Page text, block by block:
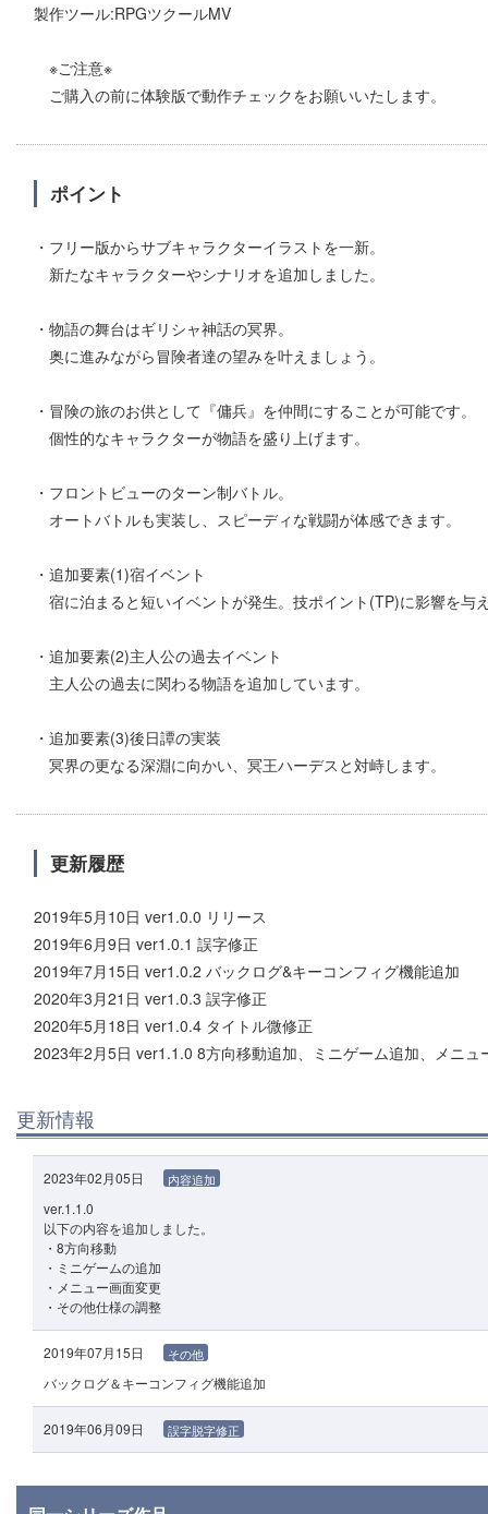
製作ツール:RPGツクールMV
※ご注意※
ご購入の前に体験版で動作チェックをお願いいたします。
ポイント
・フリー版からサブキャラクターイラストを一新。
新たなキャラクターやシナリオを追加しました。
・物語の舞台はギリシャ神話の冥界。
奥に進みながら冒険者達の望みを叶えましょう。
・冒険の旅のお供として『傭兵』を仲間にすることが可能です。
個性的なキャラクターが物語を盛り上げます。
・フロントビューのターン制バトル。
オートバトルも実装し、スピーディな戦闘が体感できます。
・追加要素(1)宿イベント
宿に泊まると短いイベントが発生。技ポイント(TP)に影響を与
・追加要素(2)主人公の過去イベント
主人公の過去に関わる物語を追加しています。
・追加要素(3)後日譚の実装
冥界の更なる深淵に向かい、冥王ハーデスと対峙します。
更新履歴
2019年5月10日 ver1.0.0 リリース
2019年6月9日 ver1.0.1 誤字修正
2019年7月15日 ver1.0.2 バックログ&キーコンフィグ機能追加
2020年3月21日 ver1.0.3 誤字修正
2020年5月18日 ver1.0.4 タイトル微修正
2023年2月5日 ver1.1.0 8方向移動追加、ミニゲーム追加、メニュ
更新情報
2023年02月05日 内容追加
ver.1.1.0
以下の内容を追加しました。
・8方向移動
・ミニゲームの追加
・メニュー画面変更
・その他仕様の調整
2019年07月15日 その他
バックログ＆キーコンフィグ機能追加
2019年06月09日 誤字脱字修正